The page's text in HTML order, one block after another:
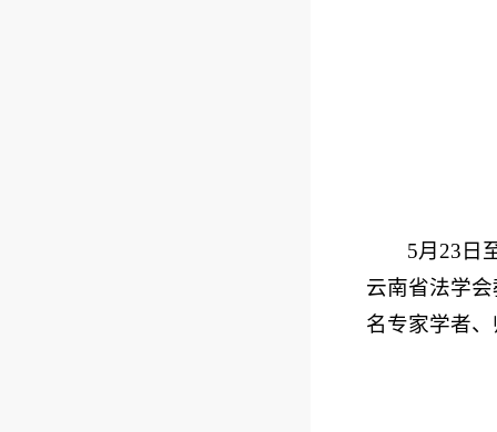
5月23日
云南省法学
名专家学者